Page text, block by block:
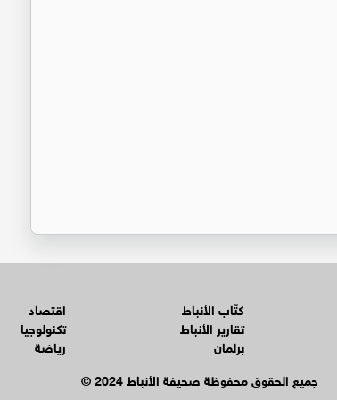
كتّاب الأنباط
تقارير الأنباط
برلمان
اقتصاد
تكنولوجيا
رياضة
© جميع الحقوق محفوظة صحيفة الأنباط 2024